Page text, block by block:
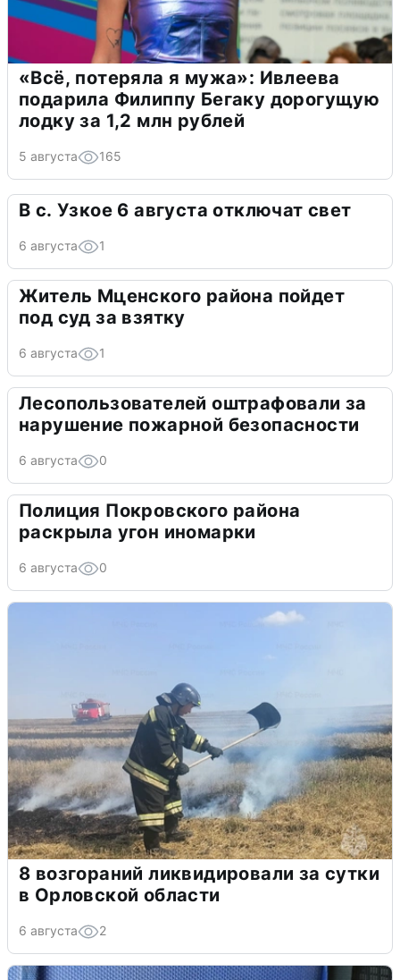
«Всё, потеряла я мужа»: Ивлеева
подарила Филиппу Бегаку дорогущую
лодку за 1,2 млн рублей
5 августа 165
В с. Узкое 6 августа отключат свет
6 августа 1
Житель Мценского района пойдет
под суд за взятку
6 августа 1
Лесопользователей оштрафовали за
нарушение пожарной безопасности
6 августа 0
Полиция Покровского района
раскрыла угон иномарки
6 августа 0
8 возгораний ликвидировали за сутки
в Орловской области
6 августа 2